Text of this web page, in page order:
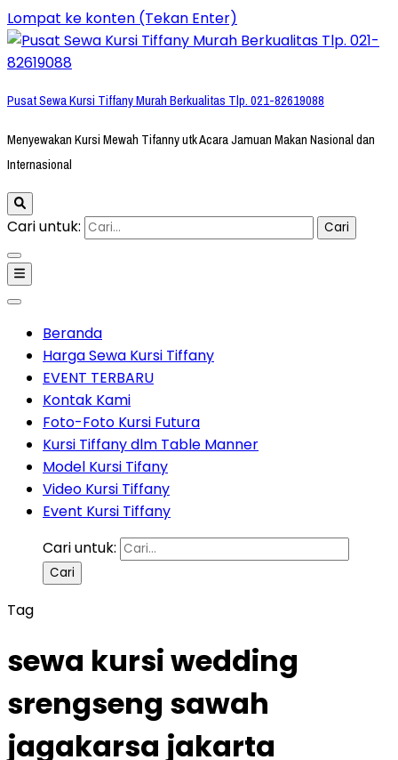
Lompat ke konten (Tekan Enter)
Pusat Sewa Kursi Tiffany Murah Berkualitas Tlp. 021-82619088
Menyewakan Kursi Mewah Tifanny utk Acara Jamuan Makan Nasional dan
Internasional
Cari untuk:
Beranda
Harga Sewa Kursi Tiffany
EVENT TERBARU
Kontak Kami
Foto-Foto Kursi Futura
Kursi Tiffany dlm Table Manner
Model Kursi Tifany
Video Kursi Tiffany
Event Kursi Tiffany
Cari untuk:
Tag
sewa kursi wedding
srengseng sawah
jagakarsa jakarta